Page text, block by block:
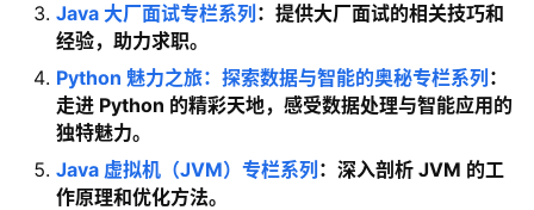
Java 大厂面试专栏系列 ：提供大厂面试的相关技巧和
经验，助力求职。
Python 魅力之旅：探索数据与智能的奥秘专栏系列 ：
走进 Python 的精彩天地，感受数据处理与智能应用的
独特魅力。
Java 虚拟机（JVM）专栏系列 ：深入剖析 JVM 的工
作原理和优化方法。